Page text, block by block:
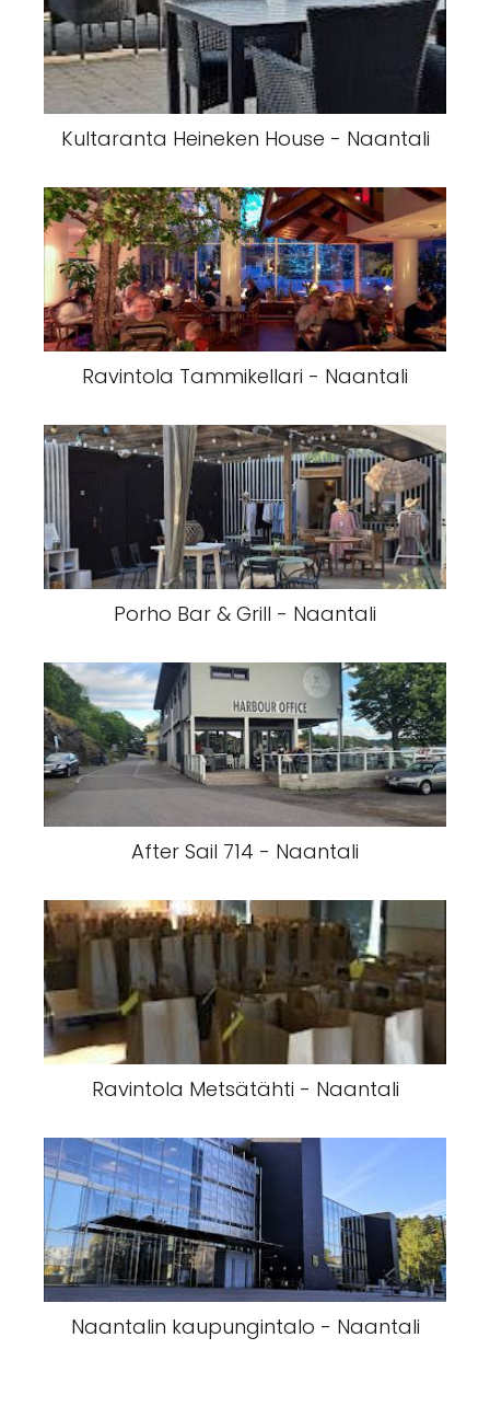
Kultaranta Heineken House - Naantali
Ravintola Tammikellari - Naantali
Porho Bar & Grill - Naantali
After Sail 714 - Naantali
Ravintola Metsätähti - Naantali
Naantalin kaupungintalo - Naantali